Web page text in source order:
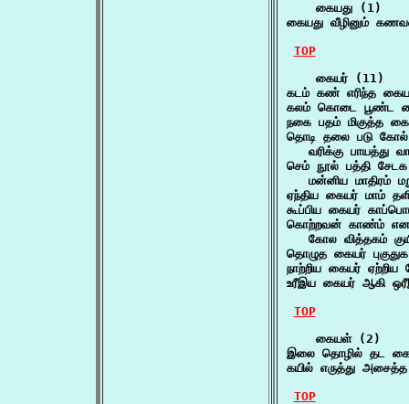
    கையது (1)
கையது வீழினும்
TOP
    கையர் (11)
கடம் கண் எரிந்த
கலம் கொடை பூண்ட
நகை பதம் மிகுத்த
தொடி தலை படு கோல்
வரிக்கு பாயத்து
செம் நூல் பத்தி
மன்னிய மாதிரம்
ஏந்திய கையர் மாம்
கூப்பிய கையர்
கொற்றவன் காண்ம் என
கோல வித்தகம்
தொழுத கையர்
நாற்றிய கையர்
உரீஇய கையர் ஆகி
TOP
    கையள் (2)
இலை தொழில் தட
கயில் எருத்து
TOP